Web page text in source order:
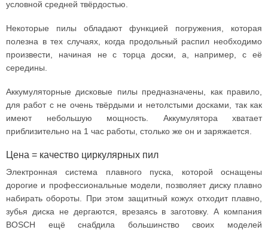
условной средней твёрдостью.
Некоторые пилы обладают функцией погружения, которая
полезна в тех случаях, когда продольный распил необходимо
произвести, начиная не с торца доски, а, например, с её
середины.
Аккумуляторные дисковые пилы предназначены, как правило,
для работ с не очень твёрдыми и нетолстыми досками, так как
имеют небольшую мощность. Аккумулятора хватает
приблизительно на 1 час работы, столько же он и заряжается.
Цена = качество циркулярных пил
Электронная система плавного пуска, которой оснащены
дорогие и профессиональные модели, позволяет диску плавно
набирать обороты. При этом защитный кожух отходит плавно,
зубья диска не дергаются, врезаясь в заготовку. А компания
BOSCH ещё снабдила большинство своих моделей